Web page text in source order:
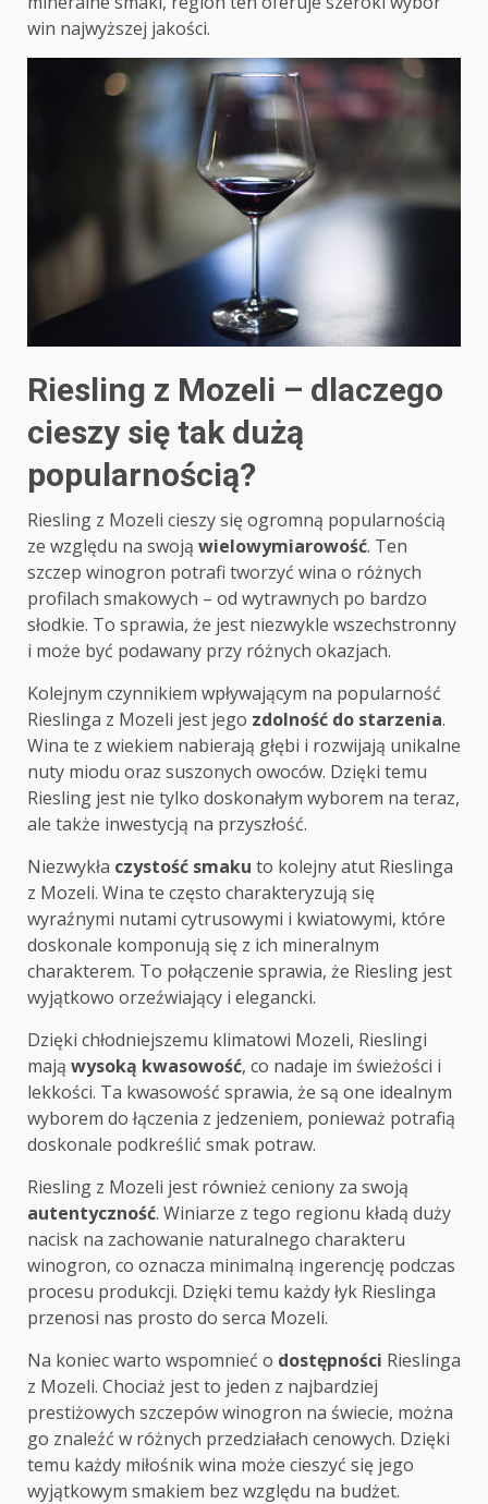
win najwyższej jakości.
Riesling z Mozeli – dlaczego
cieszy się tak dużą
popularnością?
Riesling z Mozeli cieszy się ogromną popularnością
ze względu na swoją wielowymiarowość. Ten
szczep winogron potrafi tworzyć wina o różnych
profilach smakowych – od wytrawnych po bardzo
słodkie. To sprawia, że jest niezwykle wszechstronny
i może być podawany przy różnych okazjach.
Kolejnym czynnikiem wpływającym na popularność
Rieslinga z Mozeli jest jego zdolność do starzenia.
Wina te z wiekiem nabierają głębi i rozwijają unikalne
nuty miodu oraz suszonych owoców. Dzięki temu
Riesling jest nie tylko doskonałym wyborem na teraz,
ale także inwestycją na przyszłość.
Niezwykła czystość smaku to kolejny atut Rieslinga
z Mozeli. Wina te często charakteryzują się
wyraźnymi nutami cytrusowymi i kwiatowymi, które
doskonale komponują się z ich mineralnym
charakterem. To połączenie sprawia, że Riesling jest
wyjątkowo orzeźwiający i elegancki.
Dzięki chłodniejszemu klimatowi Mozeli, Rieslingi
mają wysoką kwasowość, co nadaje im świeżości i
lekkości. Ta kwasowość sprawia, że są one idealnym
wyborem do łączenia z jedzeniem, ponieważ potrafią
doskonale podkreślić smak potraw.
Riesling z Mozeli jest również ceniony za swoją
autentyczność. Winiarze z tego regionu kładą duży
nacisk na zachowanie naturalnego charakteru
winogron, co oznacza minimalną ingerencję podczas
procesu produkcji. Dzięki temu każdy łyk Rieslinga
przenosi nas prosto do serca Mozeli.
Na koniec warto wspomnieć o dostępności Rieslinga
z Mozeli. Chociaż jest to jeden z najbardziej
prestiżowych szczepów winogron na świecie, można
go znaleźć w różnych przedziałach cenowych. Dzięki
temu każdy miłośnik wina może cieszyć się jego
wyjątkowym smakiem bez względu na budżet.